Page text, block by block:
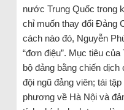
nước Trung Quốc trong
chỉ muốn thay đổi Đảng
cách nào đó, Nguyễn
“đơn điệu”. Mục tiêu
bộ đảng bằng chiến
đội ngũ đảng viên; tái
phương về Hà Nội và